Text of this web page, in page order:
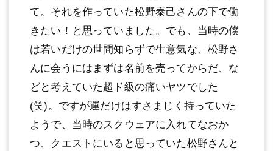
て。それを作っていた松野泰己さんの下で働
きたい！と思っていました。でも、当時の僕
は若いだけの世間知らずで生意気な、松野さ
んに会うにはまずは名前を売ってからだ、な
どと考えていた超ド級の痛いヤツでした
(笑)。ですが運だけはすさまじく持っていた
ようで、当時のスクウェアに入れてなおか
つ、クエストにいると思っていた松野さんと